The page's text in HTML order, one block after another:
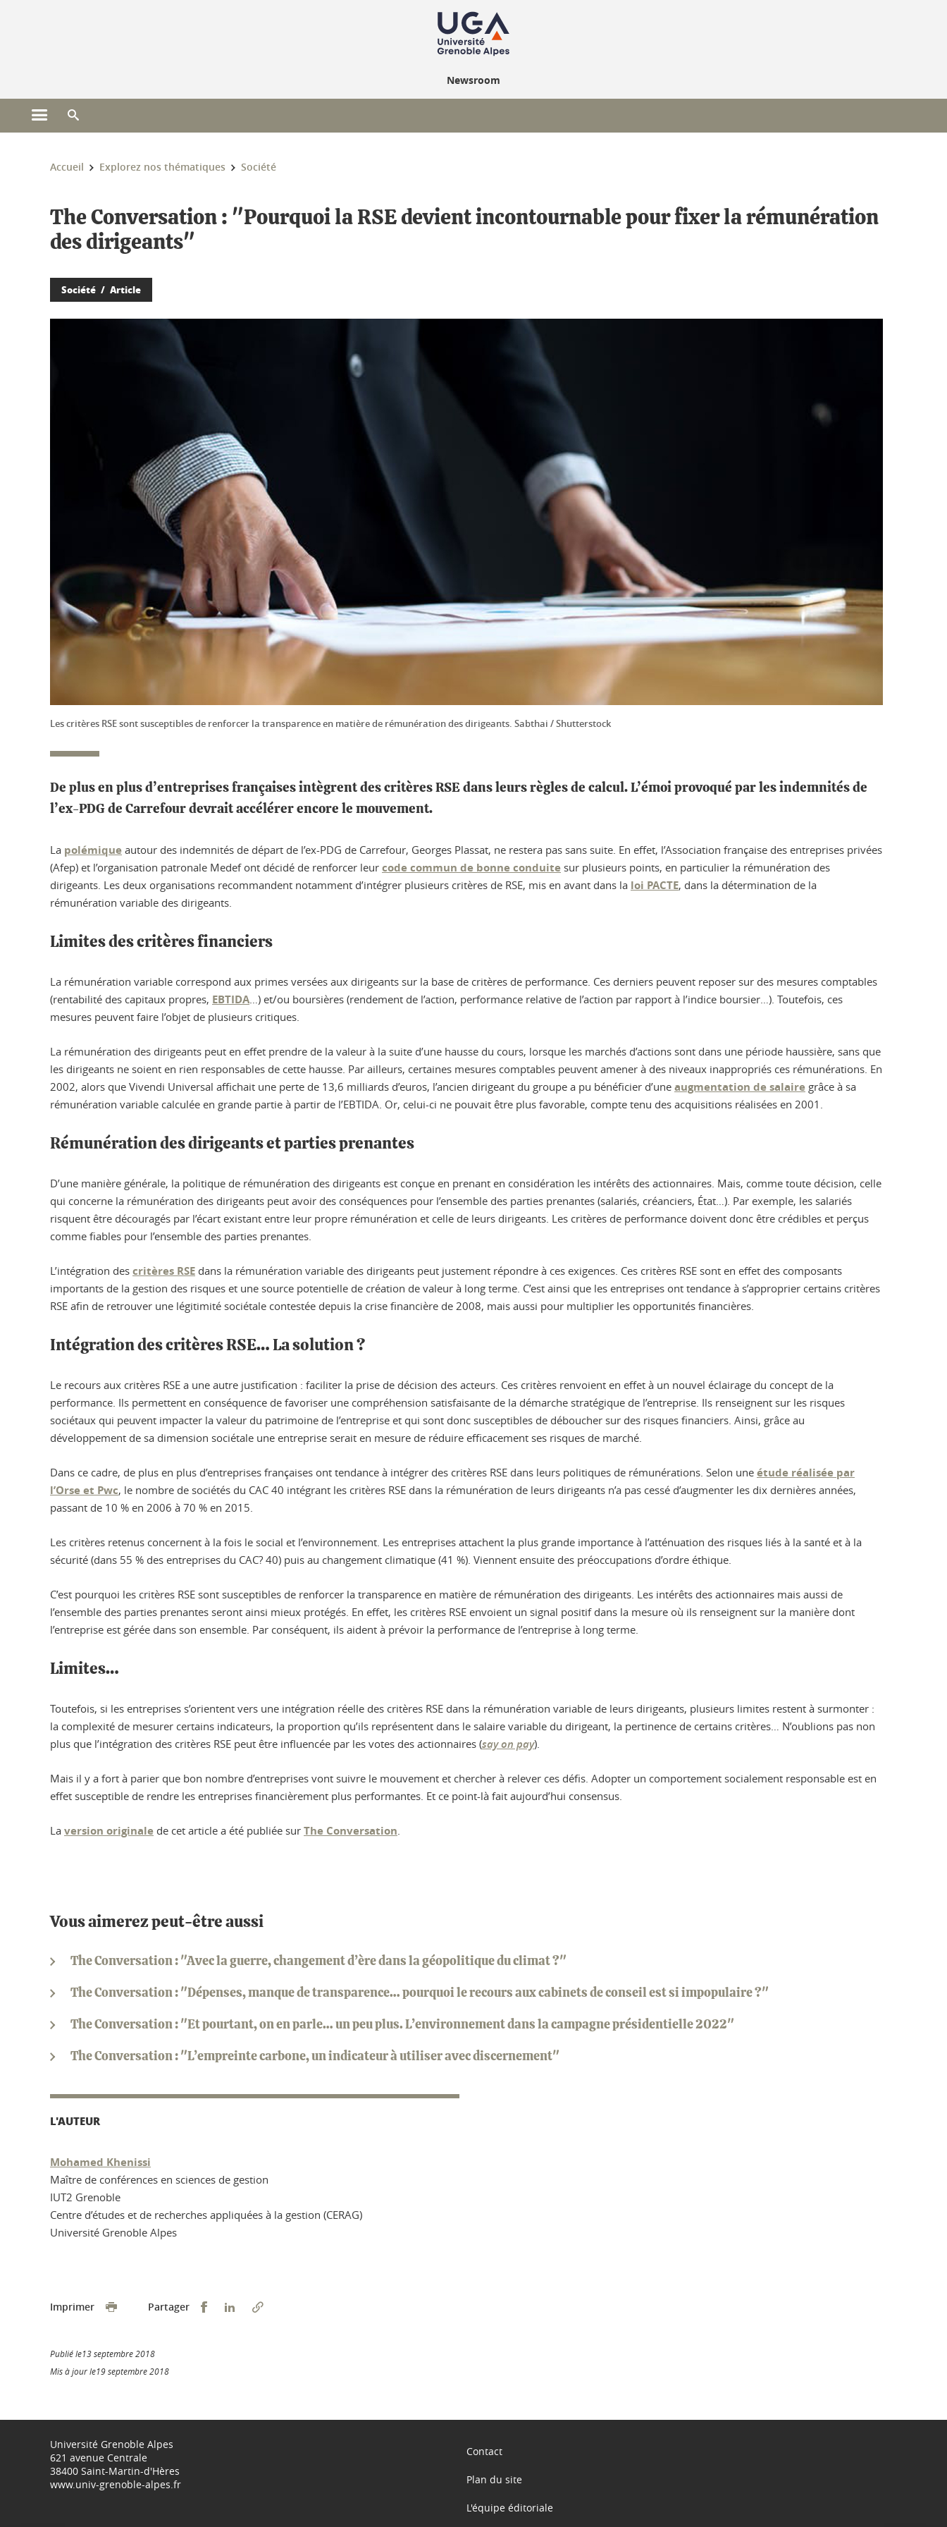
Newsroom
Ouvrir le menu principal
Vous êtes ici :
Accueil Explorez nos thématiques Société
The Conversation : "Pourquoi la RSE devient incontournable pour fixer la rémunération
des dirigeants"
Société Article
Les critères RSE sont susceptibles de renforcer la transparence en matière de rémunération des dirigeants. Sabthai / Shutterstock
De plus en plus d’entreprises françaises intègrent des critères RSE dans leurs règles de calcul. L’émoi provoqué par les indemnités de
l’ex-PDG de Carrefour devrait accélérer encore le mouvement.
La polémique autour des indemnités de départ de l’ex-PDG de Carrefour, Georges Plassat, ne restera pas sans suite. En effet, l’Association française des entreprises privées
(Afep) et l’organisation patronale Medef ont décidé de renforcer leur code commun de bonne conduite sur plusieurs points, en particulier la rémunération des
dirigeants. Les deux organisations recommandent notamment d’intégrer plusieurs critères de RSE, mis en avant dans la loi PACTE, dans la détermination de la
rémunération variable des dirigeants.
Limites des critères financiers
La rémunération variable correspond aux primes versées aux dirigeants sur la base de critères de performance. Ces derniers peuvent reposer sur des mesures comptables
(rentabilité des capitaux propres, EBTIDA…) et/ou boursières (rendement de l’action, performance relative de l’action par rapport à l’indice boursier…). Toutefois, ces
mesures peuvent faire l’objet de plusieurs critiques.
La rémunération des dirigeants peut en effet prendre de la valeur à la suite d’une hausse du cours, lorsque les marchés d’actions sont dans une période haussière, sans que
les dirigeants ne soient en rien responsables de cette hausse. Par ailleurs, certaines mesures comptables peuvent amener à des niveaux inappropriés ces rémunérations. En
2002, alors que Vivendi Universal affichait une perte de 13,6 milliards d’euros, l’ancien dirigeant du groupe a pu bénéficier d’une augmentation de salaire grâce à sa
rémunération variable calculée en grande partie à partir de l’EBTIDA. Or, celui-ci ne pouvait être plus favorable, compte tenu des acquisitions réalisées en 2001.
Rémunération des dirigeants et parties prenantes
D’une manière générale, la politique de rémunération des dirigeants est conçue en prenant en considération les intérêts des actionnaires. Mais, comme toute décision, celle
qui concerne la rémunération des dirigeants peut avoir des conséquences pour l’ensemble des parties prenantes (salariés, créanciers, État…). Par exemple, les salariés
risquent être découragés par l’écart existant entre leur propre rémunération et celle de leurs dirigeants. Les critères de performance doivent donc être crédibles et perçus
comme fiables pour l’ensemble des parties prenantes.
L’intégration des critères RSE dans la rémunération variable des dirigeants peut justement répondre à ces exigences. Ces critères RSE sont en effet des composants
importants de la gestion des risques et une source potentielle de création de valeur à long terme. C’est ainsi que les entreprises ont tendance à s’approprier certains critères
RSE afin de retrouver une légitimité sociétale contestée depuis la crise financière de 2008, mais aussi pour multiplier les opportunités financières.
Intégration des critères RSE… La solution ?
Le recours aux critères RSE a une autre justification : faciliter la prise de décision des acteurs. Ces critères renvoient en effet à un nouvel éclairage du concept de la
performance. Ils permettent en conséquence de favoriser une compréhension satisfaisante de la démarche stratégique de l’entreprise. Ils renseignent sur les risques
sociétaux qui peuvent impacter la valeur du patrimoine de l’entreprise et qui sont donc susceptibles de déboucher sur des risques financiers. Ainsi, grâce au
développement de sa dimension sociétale une entreprise serait en mesure de réduire efficacement ses risques de marché.
Dans ce cadre, de plus en plus d’entreprises françaises ont tendance à intégrer des critères RSE dans leurs politiques de rémunérations. Selon une étude réalisée par
l’Orse et Pwc, le nombre de sociétés du CAC 40 intégrant les critères RSE dans la rémunération de leurs dirigeants n’a pas cessé d’augmenter les dix dernières années,
passant de 10 % en 2006 à 70 % en 2015.
Les critères retenus concernent à la fois le social et l’environnement. Les entreprises attachent la plus grande importance à l’atténuation des risques liés à la santé et à la
sécurité (dans 55 % des entreprises du CAC? 40) puis au changement climatique (41 %). Viennent ensuite des préoccupations d’ordre éthique.
C’est pourquoi les critères RSE sont susceptibles de renforcer la transparence en matière de rémunération des dirigeants. Les intérêts des actionnaires mais aussi de
l’ensemble des parties prenantes seront ainsi mieux protégés. En effet, les critères RSE envoient un signal positif dans la mesure où ils renseignent sur la manière dont
l’entreprise est gérée dans son ensemble. Par conséquent, ils aident à prévoir la performance de l’entreprise à long terme.
Limites…
Toutefois, si les entreprises s’orientent vers une intégration réelle des critères RSE dans la rémunération variable de leurs dirigeants, plusieurs limites restent à surmonter :
la complexité de mesurer certains indicateurs, la proportion qu’ils représentent dans le salaire variable du dirigeant, la pertinence de certains critères… N’oublions pas non
plus que l’intégration des critères RSE peut être influencée par les votes des actionnaires (say on pay).
Mais il y a fort à parier que bon nombre d’entreprises vont suivre le mouvement et chercher à relever ces défis. Adopter un comportement socialement responsable est en
effet susceptible de rendre les entreprises financièrement plus performantes. Et ce point-là fait aujourd’hui consensus.
La version originale de cet article a été publiée sur The Conversation.
Vous aimerez peut-être aussi
The Conversation : "Avec la guerre, changement d’ère dans la géopolitique du climat ?"
The Conversation : "Dépenses, manque de transparence… pourquoi le recours aux cabinets de conseil est si impopulaire ?"
The Conversation : "Et pourtant, on en parle… un peu plus. L’environnement dans la campagne présidentielle 2022"
The Conversation : "L’empreinte carbone, un indicateur à utiliser avec discernement"
L'AUTEUR
Mohamed Khenissi
Maître de conférences en sciences de gestion
IUT2 Grenoble
Centre d’études et de recherches appliquées à la gestion (CERAG)
Université Grenoble Alpes
Imprimer Partager Partager sur Facebook
Partager sur LinkedIn
Publié le13 septembre 2018
Mis à jour le19 septembre 2018
Université Grenoble Alpes
621 avenue Centrale
38400 Saint-Martin-d'Hères
www.univ-grenoble-alpes.fr
Contact
Plan du site
L'équipe éditoriale